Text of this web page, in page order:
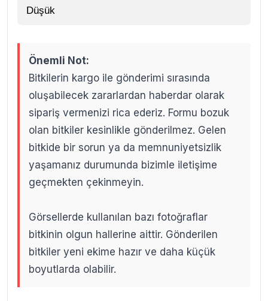
Düşük
Önemli Not:
Bitkilerin kargo ile gönderimi sırasında
oluşabilecek zararlardan haberdar olarak
sipariş vermenizi rica ederiz. Formu bozuk
olan bitkiler kesinlikle gönderilmez. Gelen
bitkide bir sorun ya da memnuniyetsizlik
yaşamanız durumunda bizimle iletişime
geçmekten çekinmeyin.
Görsellerde kullanılan bazı fotoğraflar
bitkinin olgun hallerine aittir. Gönderilen
bitkiler yeni ekime hazır ve daha küçük
boyutlarda olabilir.